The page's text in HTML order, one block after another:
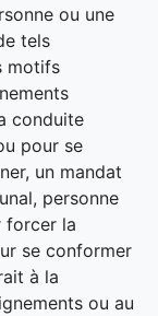
ou une
tels
motifs
conduite
pour se
un mandat
personne
forcer la
se conformer
à la
ou au